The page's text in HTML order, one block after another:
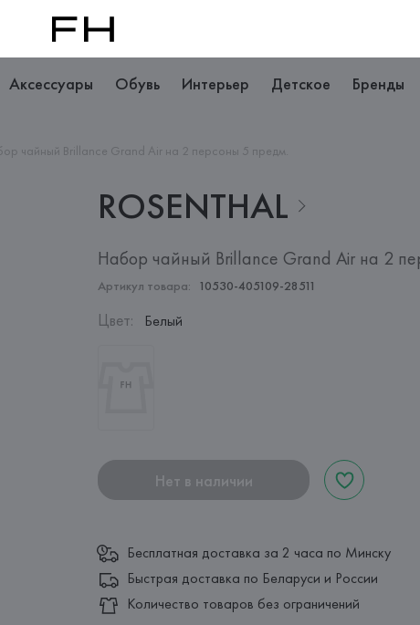
Аксессуары Обувь Интерьер Детское Бренды
чайный Brillance Grand Air на 2 персоны 5 предм.
ROSENTHAL
Набор чайный Brillance Grand Air на 2
Артикул товара: 10530-405109-28511
Цвет: Белый
Нет в наличии
Бесплатная доставка за 2 часа по Минску
Быстрая доставка по Беларуси и России
Количество товаров без ограничений